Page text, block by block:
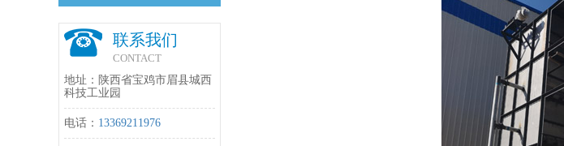
联系我们
CONTACT
地址：陕西省宝鸡市眉县城西
科技工业园
电话： 13369211976